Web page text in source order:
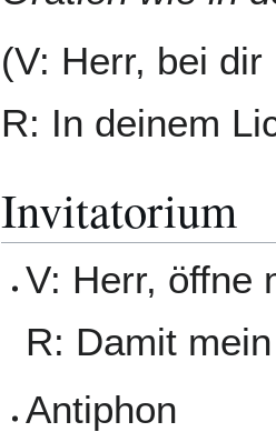
(V: Herr, bei
R: In deinem
Invitatorium
V: Herr, öffne
R: Damit
Antiphon